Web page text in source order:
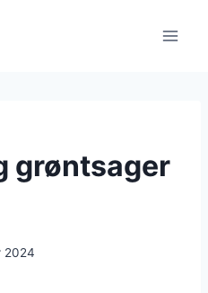
grøntsager
2024